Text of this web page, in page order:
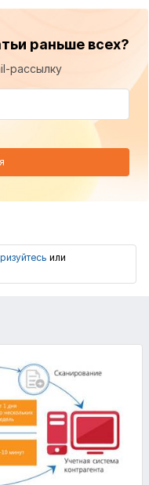
раньше всех?
рассылку
или